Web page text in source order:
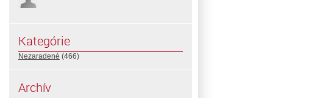
Kategórie
Nezaradené (466)
Archív